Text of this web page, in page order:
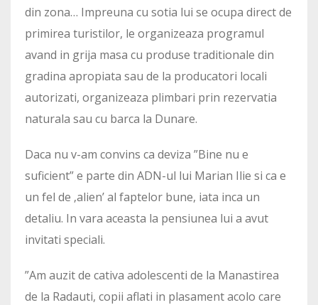
din zona… Impreuna cu sotia lui se ocupa direct de
primirea turistilor, le organizeaza programul
avand in grija masa cu produse traditionale din
gradina apropiata sau de la producatori locali
autorizati, organizeaza plimbari prin rezervatia
naturala sau cu barca la Dunare.
Daca nu v-am convins ca deviza ”Bine nu e
suficient” e parte din ADN-ul lui Marian Ilie si ca e
un fel de ‚alien’ al faptelor bune, iata inca un
detaliu. In vara aceasta la pensiunea lui a avut
invitati speciali.
”Am auzit de cativa adolescenti de la Manastirea
de la Radauti, copii aflati in plasament acolo care